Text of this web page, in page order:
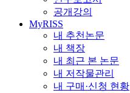
공개강의
MyRISS
내 추천논문
내 책장
내 최근 본 논문
내 저작물관리
내 구매·신청 현황